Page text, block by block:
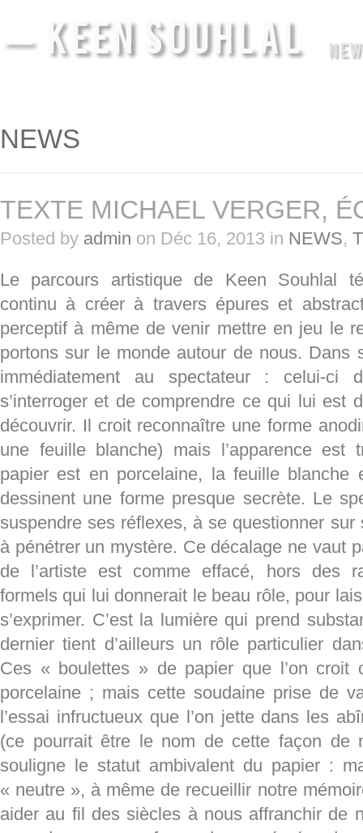
— KEEN SOUHLAL
NEWS
TEXTE MICHAEL VERGER,
Posted by admin on Déc 16, 2013 in NEWS,
Le parcours artistique de Keen Souhlal
continu à créer à travers épures et
perceptif à même de venir mettre en jeu le
portons sur le monde autour de nous. Dans
immédiatement au spectateur : celui-ci
s’interroger et de comprendre ce qui lui est
découvrir. Il croit reconnaître une forme
une feuille blanche) mais l’apparence est
papier est en porcelaine, la feuille
dessinent une forme presque secrète. Le
suspendre ses réflexes, à se questionner
à pénétrer un mystère. Ce décalage ne vaut
de l’artiste est comme effacé, hors des
formels qui lui donnerait le beau rôle, pour
s’exprimer. C’est la lumière qui prend
dernier tient d’ailleurs un rôle particulier
Ces « boulettes » de papier que l’on croit
porcelaine ; mais cette soudaine prise de
l’essai infructueux que l’on jette dans les
(ce pourrait être le nom de cette façon de
souligne le statut ambivalent du papier :
« neutre », à même de recueillir notre
aider au fil des siècles à nous affranchir de